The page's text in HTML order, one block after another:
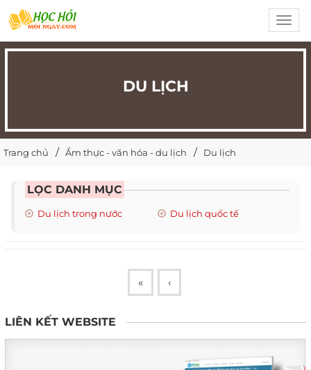
DU LỊCH
Trang chủ Ẩm thực - văn hóa - du lịch Du lịch
LỌC DANH MỤC
Du lịch trong nước Du lịch quốc tế
« ‹
LIÊN KẾT WEBSITE